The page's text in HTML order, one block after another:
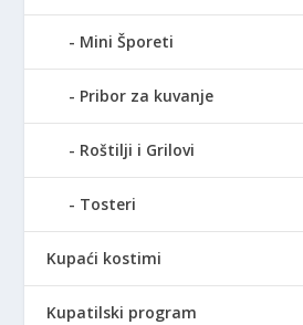
Mini Šporeti
Pribor za kuvanje
Roštilji i Grilovi
Tosteri
Kupaći kostimi
Kupatilski program